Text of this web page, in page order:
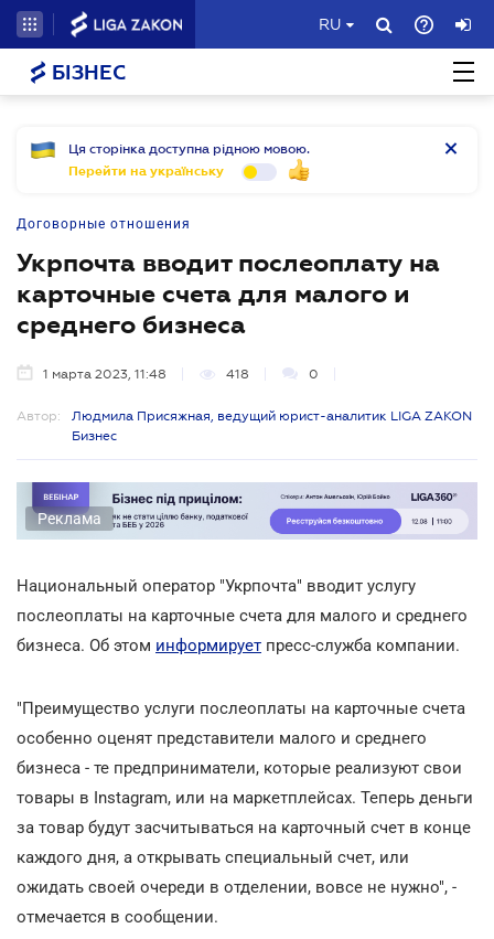
RU
БІЗНЕС
Ця сторінка доступна рідною мовою.
Перейти на українську
Договорные отношения
Укрпочта вводит послеоплату на
карточные счета для малого и
среднего бизнеса
1 марта 2023, 11:48 418 0
Автор:
Людмила Присяжная, ведущий юрист-аналитик LIGA ZAKON
Бизнес
Реклама
Национальный оператор "Укрпочта" вводит услугу
послеоплаты на карточные счета для малого и среднего
бизнеса. Об этом информирует пресс-служба компании.
"Преимущество услуги послеоплаты на карточные счета
особенно оценят представители малого и среднего
бизнеса - те предприниматели, которые реализуют свои
товары в Instagram, или на маркетплейсах. Теперь деньги
за товар будут засчитываться на карточный счет в конце
каждого дня, а открывать специальный счет, или
ожидать своей очереди в отделении, вовсе не нужно", -
отмечается в сообщении.